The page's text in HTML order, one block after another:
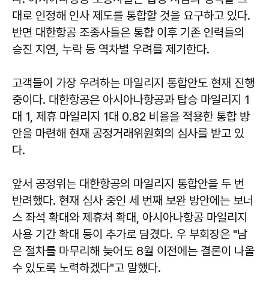
대로 인정해 인사 제도를 통합할 것을 요구하고 있다.
반면 대한항공 조종사들은 통합 이후 기존 인력들의
승진 지연, 누락 등 역차별 우려를 제기한다.
고객들이 가장 우려하는 마일리지 통합안도 현재 진행
중이다. 대한항공은 아시아나항공과 탑승 마일리지 1
대 1, 제휴 마일리지 1대 0.82 비율을 적용한 통합 방
안을 마련해 현재 공정거래위원회의 심사를 받고 있
다.
앞서 공정위는 대한항공의 마일리지 통합안을 두 번
반려했다. 현재 심사 중인 세 번째 보완 방안에는 보너
스 좌석 확대와 제휴처 확대, 아시아나항공 마일리지
사용 기간 확대 등이 추가로 담겼다. 우 부회장은 "남
은 절차를 마무리해 늦어도 8월 이전에는 결론이 나올
수 있도록 노력하겠다"고 말했다.